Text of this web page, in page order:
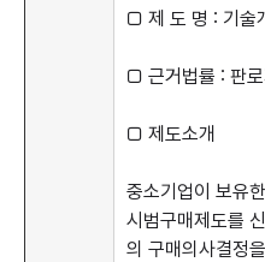
□ 제 도 명 : 기술
□ 근거법률 : 판
□ 제도소개
중소기업이 보유
시범구매제도를
의 구매의사결정